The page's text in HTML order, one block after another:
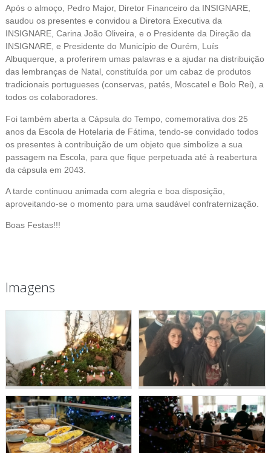
Após o almoço, Pedro Major, Diretor Financeiro da INSIGNARE,
saudou os presentes e convidou a Diretora Executiva da
INSIGNARE, Carina João Oliveira, e o Presidente da Direção da
INSIGNARE, e Presidente do Município de Ourém, Luís
Albuquerque, a proferirem umas palavras e a ajudar na distribuição
das lembranças de Natal, constituída por um cabaz de produtos
tradicionais portugueses (conservas, patés, Moscatel e Bolo Rei), a
todos os colaboradores.
Foi também aberta a Cápsula do Tempo, comemorativa dos 25
anos da Escola de Hotelaria de Fátima, tendo-se convidado todos
os presentes à contribuição de um objeto que simbolize a sua
passagem na Escola, para que fique perpetuada até à reabertura
da cápsula em 2043.
A tarde continuou animada com alegria e boa disposição,
aproveitando-se o momento para uma saudável confraternização.
Boas Festas!!!
Imagens